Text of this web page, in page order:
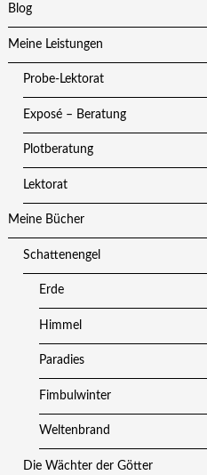
Blog
Meine Leistungen
Probe-Lektorat
Exposé – Beratung
Plotberatung
Lektorat
Meine Bücher
Schattenengel
Erde
Himmel
Paradies
Fimbulwinter
Weltenbrand
Die Wächter der Götter